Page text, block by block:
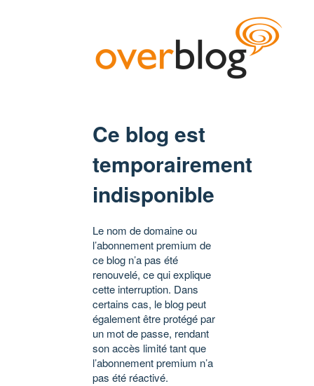
Ce blog est
temporairement
indisponible
Le nom de domaine ou
l’abonnement premium de
ce blog n’a pas été
renouvelé, ce qui explique
cette interruption. Dans
certains cas, le blog peut
également être protégé par
un mot de passe, rendant
son accès limité tant que
l’abonnement premium n’a
pas été réactivé.